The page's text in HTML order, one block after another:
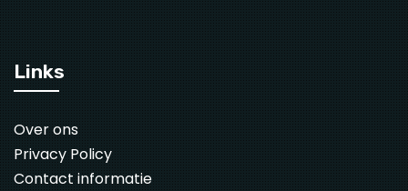
Links
Over ons
Privacy Policy
Contact informatie